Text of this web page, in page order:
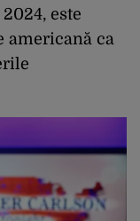
este
americană ca